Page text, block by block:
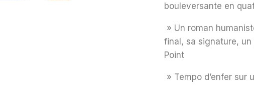
bouleversante en
» Un roman
final, sa signature,
Point
» Tempo d’enfer sur